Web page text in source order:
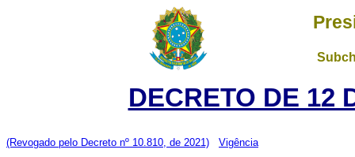
DECRETO DE 12
(Revogado pelo Decreto nº 10.810, de 2021)
Vigência